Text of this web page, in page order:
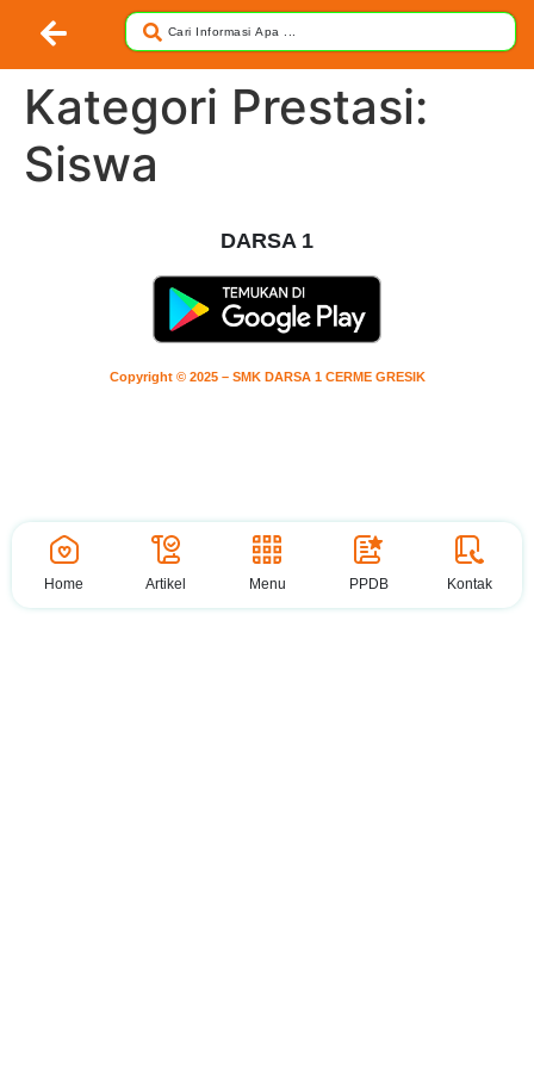
Kategori Prestasi:
Siswa
DARSA 1
Copyright © 2025 – SMK DARSA 1 CERME GRESIK
Home Artikel Menu PPDB Kontak